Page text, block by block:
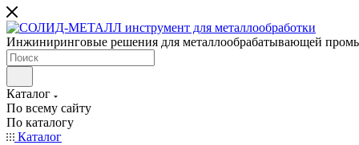
Инжиниринговые решения для металлообрабатывающей
Каталог
По всему сайту
По каталогу
Каталог